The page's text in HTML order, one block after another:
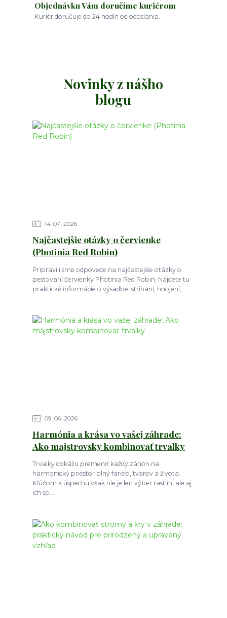
Objednávku Vám doručíme kuriérom
Kuriér doručuje do 24 hodín od odoslania.
Novinky z nášho
blogu
14 07 2026
Najčastejšie otázky o červienke
(Photinia Red Robin)
Pripravili sme odpovede na najčastejšie otázky o
pestovaní červienky Photinia Red Robin. Nájdete tu
praktické informácie o výsadbe, strihaní, hnojení,...
09 06 2026
Harmónia a krása vo vašej záhrade:
Ako majstrovsky kombinovať trvalky
Trvalky dokážu premeniť každý záhon na
harmonický priestor plný farieb, tvarov a života.
Kľúčom k úspechu však nie je len výber rastlín, ale aj
ich sp...